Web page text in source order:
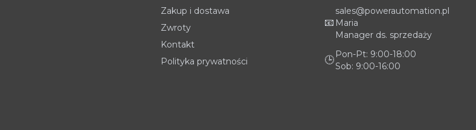
Zakup i dostawa
Zwroty
Kontakt
Polityka prywatności
📧
sales@powerautomation.pl
Maria
Manager ds. sprzedaży
🕒 Pon-Pt: 9:00-18:00
Sob: 9:00-16:00